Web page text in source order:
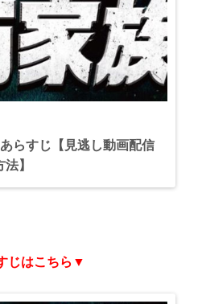
らすじ【見逃し動画配信
】
じはこちら▼